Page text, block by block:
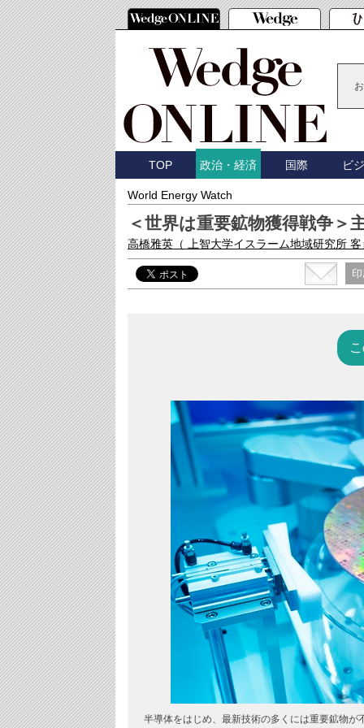
TOP 政治・経済 国際 ビ
World Energy Watch
＜世界は重要鉱物獲得戦争＞
高橋雅英 （ 上智大学イスラーム地域研究所
半導体をはじめ、最新技術の多くには重要鉱物